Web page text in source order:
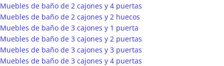
Muebles de baño de 2 cajones y 4 puertas
Muebles de baño de 2 cajones y 2 huecos
Muebles de baño de 3 cajones y 1 puerta
Muebles de baño de 3 cajones y 2 puertas
Muebles de baño de 3 cajones y 3 puertas
Muebles de baño de 3 cajones y 4 puertas